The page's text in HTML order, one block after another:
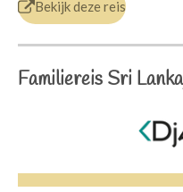
Bekijk deze reis
Familiereis Sri